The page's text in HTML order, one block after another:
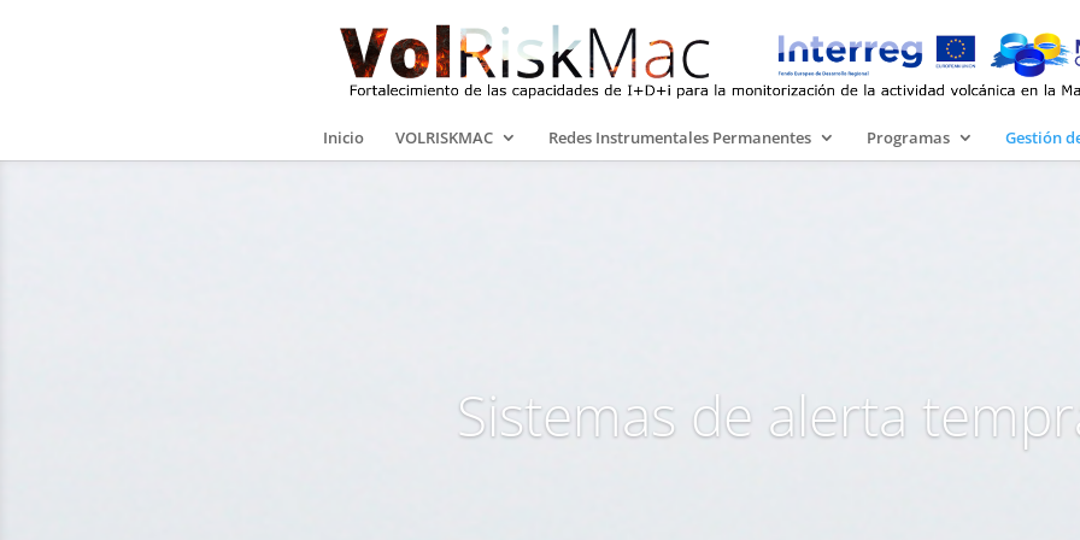
Inicio VOLRISKMAC Redes Instrumentales Permanentes Programas Gestión
Sistemas de alerta